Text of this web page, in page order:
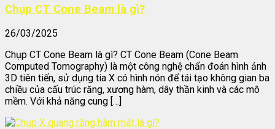
Chụp CT Cone Beam là gì?
26/03/2025
Chụp CT Cone Beam là gì? CT Cone Beam (Cone Beam
Computed Tomography) là một công nghệ chẩn đoán hình ảnh
3D tiên tiến, sử dụng tia X có hình nón để tái tạo không gian ba
chiều của cấu trúc răng, xương hàm, dây thần kinh và các mô
mềm. Với khả năng cung […]